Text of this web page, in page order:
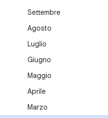
Settembre
Agosto
Luglio
Giugno
Maggio
Aprile
Marzo